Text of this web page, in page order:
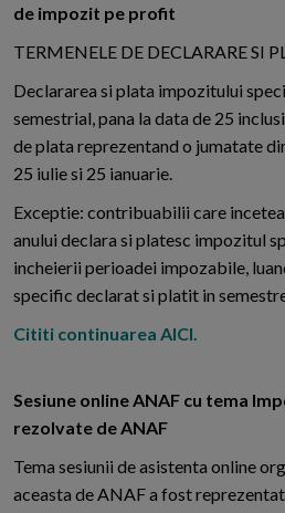
de impozit pe profit
TERMENELE DE DECLARARE SI
Declararea si plata impozitului
semestrial, pana la data de 25
de plata reprezentand o jumatate
25 iulie si 25 ianuarie.
Exceptie: contribuabilii care
anului declara si platesc impozitul
incheierii perioadei impozabile,
specific declarat si platit in
Cititi continuarea AICI.
Sesiune online ANAF cu tema
rezolvate de ANAF
Tema sesiunii de asistenta online
aceasta de ANAF a fost